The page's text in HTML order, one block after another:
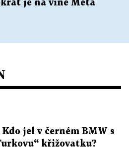
je na vině Meta
jel v černém BMW s
křižovatku?